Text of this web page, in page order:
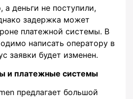
деньги не поступили,
задержка может
платежной системы. В
написать оператору в
заявки будет изменен.
и платежные системы
предлагает большой